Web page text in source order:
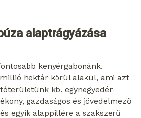
alaptrágyázása
kenyérgabonánk.
hektár körül alakul, ami azt
kb. egynegyedén
gazdaságos és jövedelmező
egyik alappillére a szakszerű